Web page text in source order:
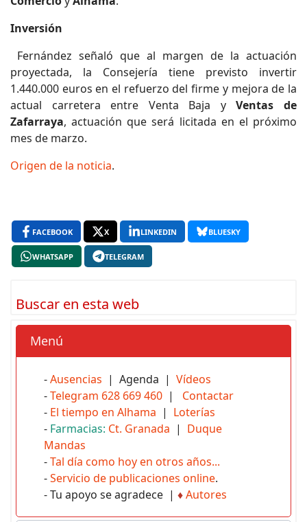
Inversión
Fernández señaló que al margen de la actuación
proyectada, la Consejería tiene previsto invertir
1.440.000 euros en el refuerzo del firme y mejora de la
actual carretera entre Venta Baja yVentas de
Zafarraya, actuación que será licitada en el próximo
mes de marzo.
Origen de la noticia.
FACEBOOK X LINKEDIN BLUESKY
WHATSAPP TELEGRAM
Buscar en esta web
Menú
-Ausencias | Agenda | Vídeos
-Telegram 628 669 460 | Contactar
- El tiempo en Alhama | Loterías
- Farmacias: Ct. Granada | Duque
Mandas
-Tal día como hoy en otros años...
-Servicio de publicaciones online.
- Tu apoyo se agradece | ♦Autores